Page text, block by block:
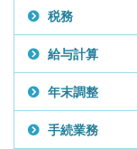
税務
給与計算
年末調整
手続業務